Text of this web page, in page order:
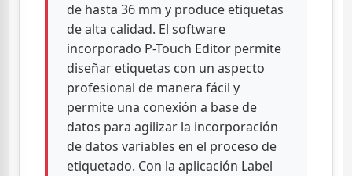
de hasta 36 mm y produce etiquetas
de alta calidad. El software
incorporado P-Touch Editor permite
diseñar etiquetas con un aspecto
profesional de manera fácil y
permite una conexión a base de
datos para agilizar la incorporación
de datos variables en el proceso de
etiquetado. Con la aplicación Label